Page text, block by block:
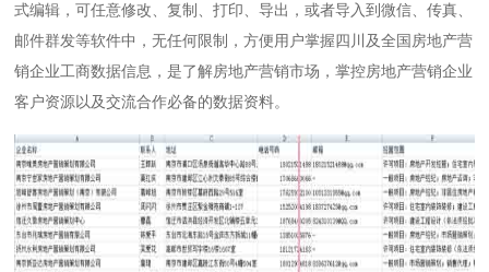
式编辑，可任意修改、复制、打印、导出，或者导入到微信、传真、
邮件群发等软件中，无任何限制，方便用户掌握四川及全国房地产营
销企业工商数据信息，是了解房地产营销市场，掌控房地产营销企业
客户资源以及交流合作必备的数据资料。